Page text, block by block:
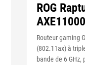
ROG
AXE11000
Routeur gaming
(802.11ax) à
bande de 6 GHz,